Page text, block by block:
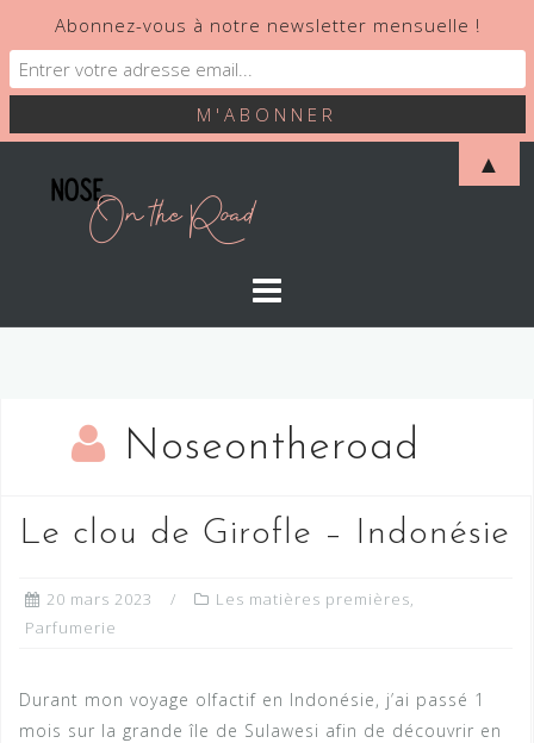
Noseontheroad
Le clou de Girofle – Indonésie
20 mars 2023 Les matières premières,
Parfumerie
Durant mon voyage olfactif en Indonésie, j’ai passé 1
mois sur la grande île de Sulawesi afin de découvrir en
Abonnez-vous à notre newsletter mensuelle !
▲